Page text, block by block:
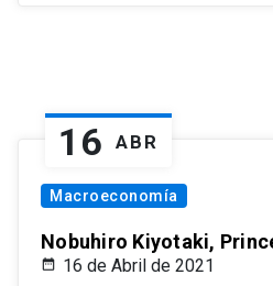
16 ABR
Macroeconomía
Nobuhiro Kiyotaki,
16 de Abril de 2021